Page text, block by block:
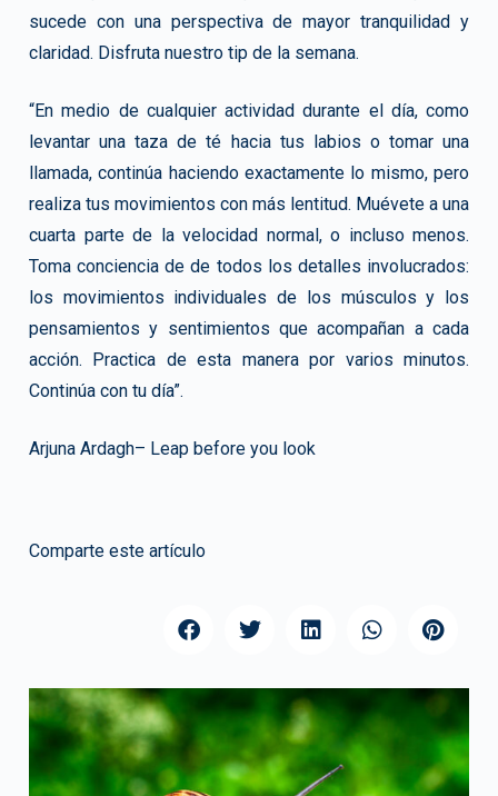
sucede con una perspectiva de mayor tranquilidad y
claridad. Disfruta nuestro tip de la semana.
“En medio de cualquier actividad durante el día, como
levantar una taza de té hacia tus labios o tomar una
llamada, continúa haciendo exactamente lo mismo, pero
realiza tus movimientos con más lentitud. Muévete a una
cuarta parte de la velocidad normal, o incluso menos.
Toma conciencia de de todos los detalles involucrados:
los movimientos individuales de los músculos y los
pensamientos y sentimientos que acompañan a cada
acción. Practica de esta manera por varios minutos.
Continúa con tu día”.
Arjuna Ardagh– Leap before you look
Comparte este artículo